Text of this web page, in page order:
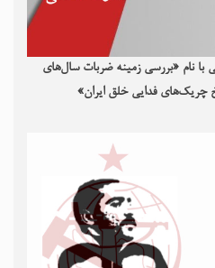
با نام «بررسی زمینه ضربات سال‌های